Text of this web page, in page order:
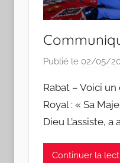
Publié le 02/05/
Rabat – Voici
Royal : « Sa
Dieu L’assiste, a
Continuer la